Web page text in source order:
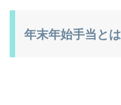
年末年始手当とは